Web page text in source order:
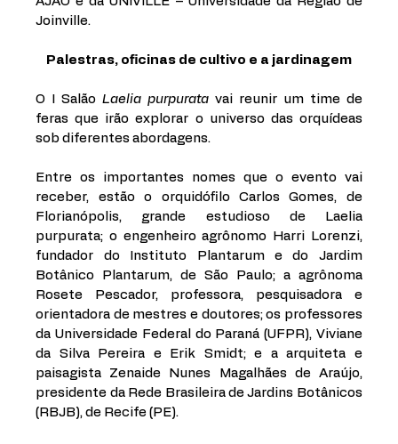
Joinville.
Palestras, oficinas de cultivo e a jardinagem
O I Salão Laelia purpurata vai reunir um time de
feras que irão explorar o universo das orquídeas
sob diferentes abordagens.
Entre os importantes nomes que o evento vai
receber, estão o orquidófilo Carlos Gomes, de
Florianópolis, grande estudioso de Laelia
purpurata; o engenheiro agrônomo Harri Lorenzi,
fundador do Instituto Plantarum e do Jardim
Botânico Plantarum, de São Paulo; a agrônoma
Rosete Pescador, professora, pesquisadora e
orientadora de mestres e doutores; os professores
da Universidade Federal do Paraná (UFPR), Viviane
da Silva Pereira e Erik Smidt; e a arquiteta e
paisagista Zenaide Nunes Magalhães de Araújo,
presidente da Rede Brasileira de Jardins Botânicos
(RBJB), de Recife (PE).